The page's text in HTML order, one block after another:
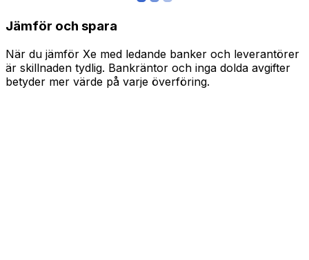
Jämför och spara
När du jämför Xe med ledande banker och leverantörer
är skillnaden tydlig. Bankräntor och inga dolda avgifter
betyder mer värde på varje överföring.